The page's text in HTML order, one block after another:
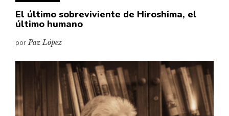
El último sobreviviente de Hiroshima, el
último humano
porPaz López